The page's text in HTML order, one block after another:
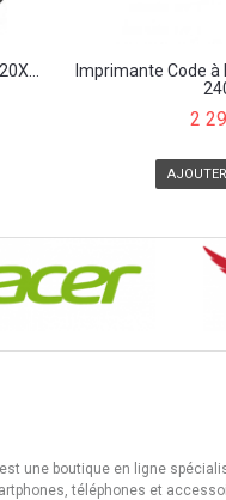
Imprimante Code à
2
une boutique en ligne
téléphones et